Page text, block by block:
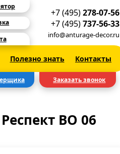
+7 (495)278-07-56
+7 (495)737-56-33
info@anturage-decor.ru
Полезно знать Контакты
Заказать звонок
BO 06